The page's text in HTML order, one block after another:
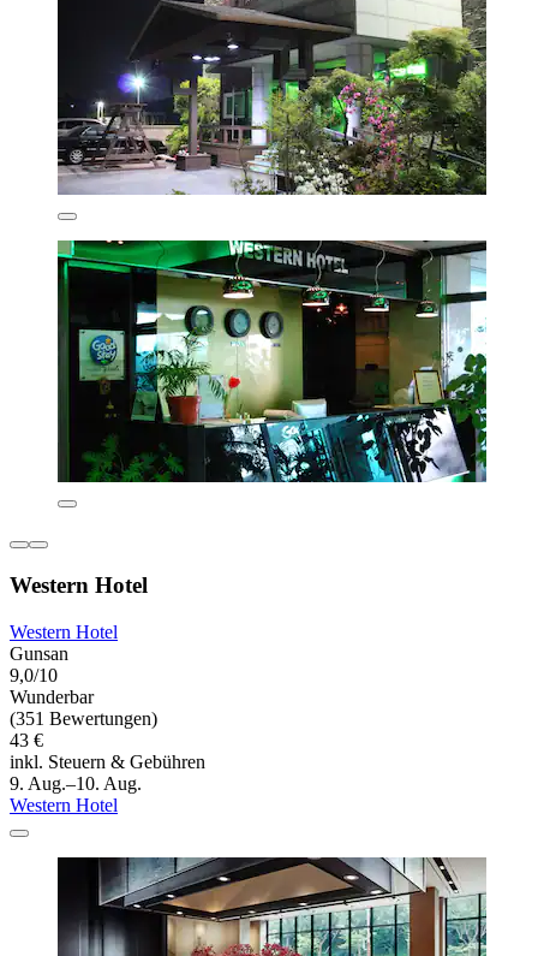
Western Hotel
Western Hotel
Gunsan
9,0/10
Wunderbar
(351 Bewertungen)
43 €
inkl. Steuern & Gebühren
9. Aug.–10. Aug.
Western Hotel